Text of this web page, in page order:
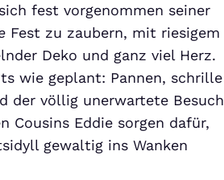
fest vorgenommen seiner
Fest zu zaubern, mit riesigem
Deko und ganz viel Herz.
wie geplant: Pannen, schrille
der völlig unerwartete Besuch
Cousins Eddie sorgen dafür,
gewaltig ins Wanken